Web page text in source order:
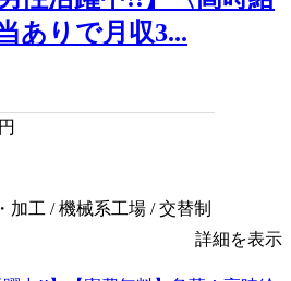
ありで月収3...
円
加工 / 機械系工場 / 交替制
詳細を表示